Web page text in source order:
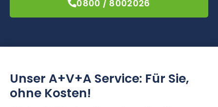
0800 / 8002026
Unser A+V+A Service: Für Sie,
ohne Kosten!